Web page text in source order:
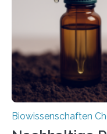
fossile Nachweis
stellt gleichzeitig den
Mückenlarve aus
Biowissenschaften